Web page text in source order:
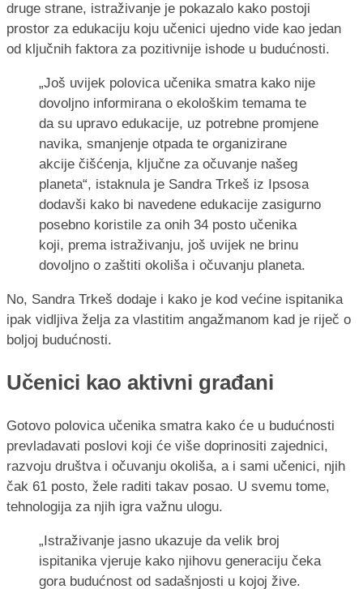
druge strane, istraživanje je pokazalo kako postoji
prostor za edukaciju koju učenici ujedno vide kao jedan
od ključnih faktora za pozitivnije ishode u budućnosti.
„Još uvijek polovica učenika smatra kako nije
dovoljno informirana o ekološkim temama te
da su upravo edukacije, uz potrebne promjene
navika, smanjenje otpada te organizirane
akcije čišćenja, ključne za očuvanje našeg
planeta“, istaknula je Sandra Trkeš iz Ipsosa
dodavši kako bi navedene edukacije zasigurno
posebno koristile za onih 34 posto učenika
koji, prema istraživanju, još uvijek ne brinu
dovoljno o zaštiti okoliša i očuvanju planeta.
No, Sandra Trkeš dodaje i kako je kod većine ispitanika
ipak vidljiva želja za vlastitim angažmanom kad je riječ o
boljoj budućnosti.
Učenici kao aktivni građani
Gotovo polovica učenika smatra kako će u budućnosti
prevladavati poslovi koji će više doprinositi zajednici,
razvoju društva i očuvanju okoliša, a i sami učenici, njih
čak 61 posto, žele raditi takav posao. U svemu tome,
tehnologija za njih igra važnu ulogu.
„Istraživanje jasno ukazuje da velik broj
ispitanika vjeruje kako njihovu generaciju čeka
gora budućnost od sadašnjosti u kojoj žive.